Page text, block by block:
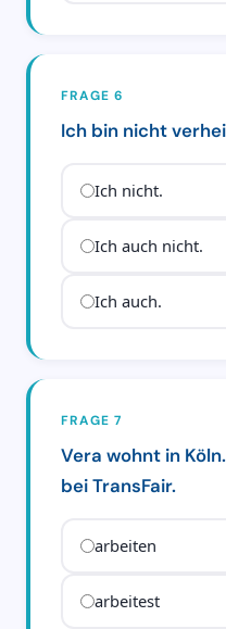
FRAGE 6
Ich bin nicht
Ich nicht.
Ich auch nicht.
Ich auch.
FRAGE 7
Vera wohnt in
bei TransFair.
arbeiten
arbeitest